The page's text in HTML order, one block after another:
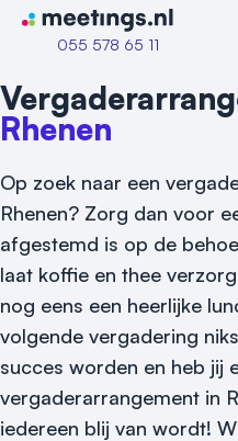
Naar home van Meetings
055 578 65 11
Vraag locatie aan
Locatiegids
Meld locatie aan
Rhenen
Op zoek naar een
Rhenen? Zorg dan voor
afgestemd is op de
laat koffie en thee
nog eens een heerlijke
volgende vergadering
succes worden en heb jij
vergaderarrangement in
iedereen blij van wordt!